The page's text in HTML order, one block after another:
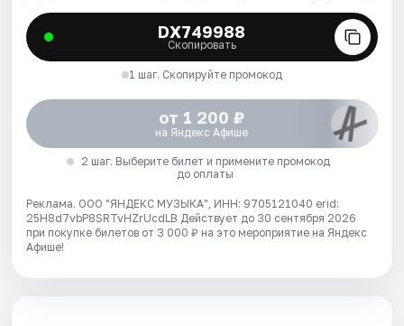
DX749988
Скопировать
1 шаг. Скопируйте промокод
от 1 200 ₽
на Яндекс Афише
2 шаг. Выберите билет и примените промокод
до оплаты
Реклама. ООО "ЯНДЕКС МУЗЫКА", ИНН: 9705121040 erid:
25H8d7vbP8SRTvHZrUcdLB Действует до 30 сентября 2026
при покупке билетов от 3 000 ₽ на это мероприятие на Яндекс
Афише!